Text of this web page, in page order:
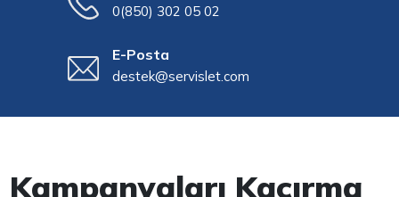
0(850) 302 05 02
E-Posta
destek@servislet.com
Kampanyaları Kaçırma